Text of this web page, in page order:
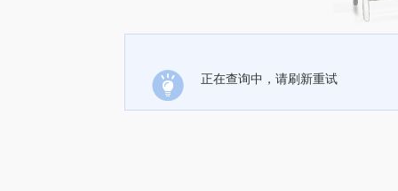
正在查询中，请刷新重试